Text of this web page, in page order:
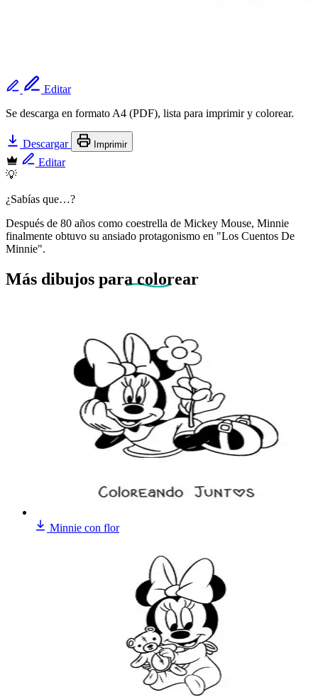
Editar
Se descarga en formato A4 (PDF), lista para imprimir y colorear.
Descargar Imprimir
Editar
💡
¿Sabías que…?
Después de 80 años como coestrella de Mickey Mouse, Minnie
finalmente obtuvo su ansiado protagonismo en "Los Cuentos De
Minnie".
Más dibujos para colorear
Minnie con flor